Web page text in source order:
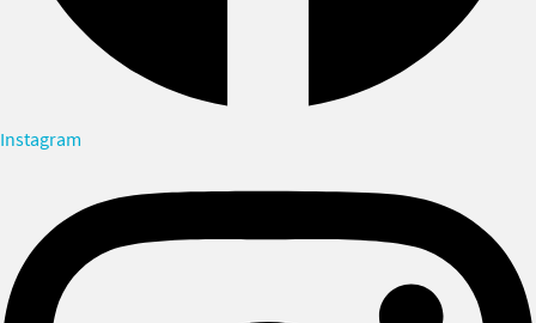
Instagram